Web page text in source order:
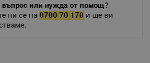
въпрос или нужда от помощ?
ни се на 0700 70 170 и ще ви